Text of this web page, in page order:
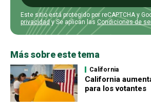
Este sitio está protegido por reCAPTCHA y
privacidady Se aplican las Condiciones de
Más sobre este tema
California
California
para los votantes